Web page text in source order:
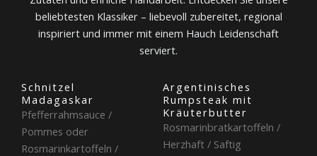
beliebtesten Klassiker – liebevoll zubereitet, regional
inspiriert und immer mit einem Hauch Leidenschaft
serviert.
Schnitzel
Madagaskar
Pfefferrahmsauce /
Pommes oder
Rosmarinkartoffeln /
Argentinisches
Rumpsteak mit
Kräuterbutter
Rosmarinbratkartoffeln /
Herzhaft / Saftig